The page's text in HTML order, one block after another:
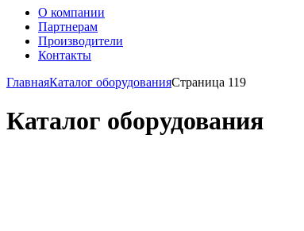
О компании
Партнерам
Производители
Контакты
ГлавнаяКаталог оборудованияСтраница 119
Каталог оборудования